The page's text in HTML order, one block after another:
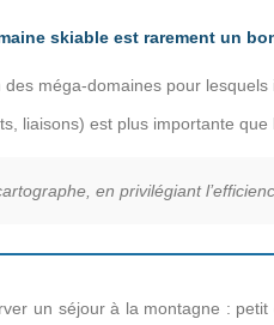
skiable est rarement un
méga-domaines pour lesquels
liaisons) est plus importante que
en privilégiant
un séjour à la montagne :